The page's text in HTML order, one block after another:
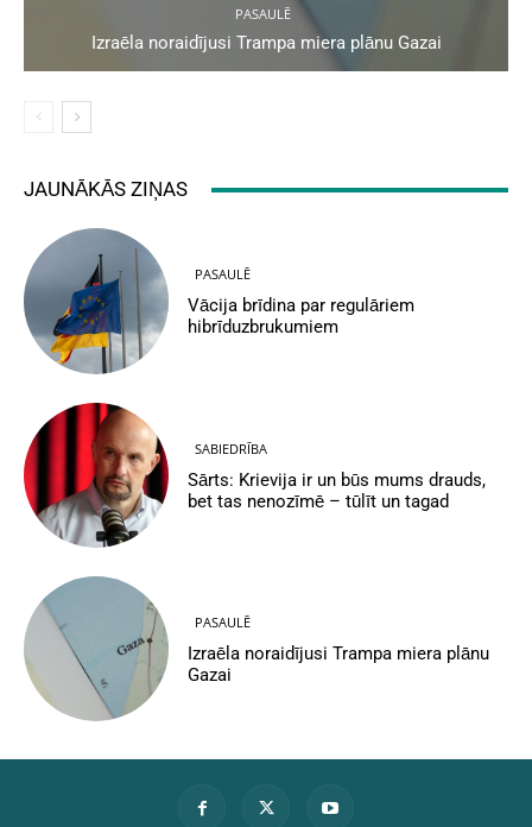
PASAULĒ
Izraēla noraidījusi Trampa miera plānu Gazai
JAUNĀKĀS ZIŅAS
PASAULĒ
Vācija brīdina par regulāriem
hibrīduzbrukumiem
SABIEDRĪBA
Sārts: Krievija ir un būs mums drauds,
bet tas nenozīmē – tūlīt un tagad
PASAULĒ
Izraēla noraidījusi Trampa miera plānu
Gazai